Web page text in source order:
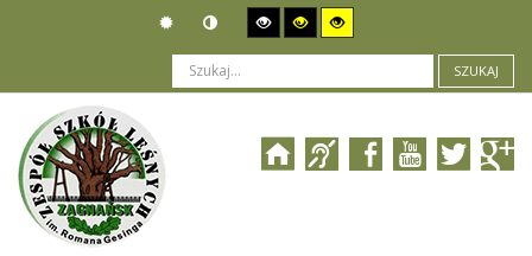
SZUKAJ
Jesteś tutaj: Zamówienia publiczne
Wszczęcie postępowania